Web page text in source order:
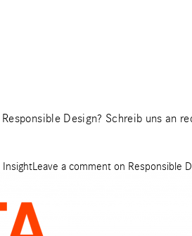
Design? Schreib uns an
InsightLeave a comment on Responsible